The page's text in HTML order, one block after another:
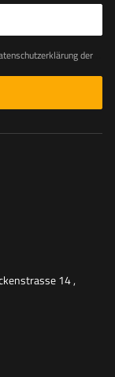
zur Kenntnis genommen habe
14 ,